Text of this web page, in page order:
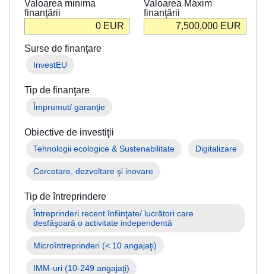
Asistența
fug
calea
puteți
Valoarea minima
finanţării
0 EUR
Valoarea Maxim
finanţării
7,500,000 EUR
Surse de finanţare
InvestEU
Tip de finanţare
Împrumut/ garanţie
Obiective de investiţii
Tehnologii ecologice & Sustenabilitate Digitalizare
Cercetare, dezvoltare şi inovare
Tip de întreprindere
Întreprinderi recent înfiinţate/ lucrători care
Microîntreprinderi (< 10 angajaţi)
IMM-uri (10-249 angajaţi)